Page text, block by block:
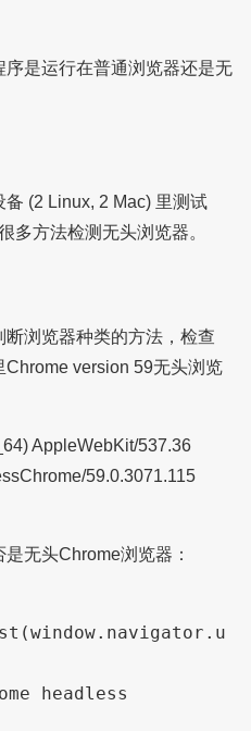
是运行在普通浏览器还是无
(2 Linux, 2 Mac) 里测试
多方法检测无头浏览器。
浏览器种类的方法，检查
version 59无头浏览
AppleWebKit/537.36
59.0.3071.115
无头Chrome浏览器：